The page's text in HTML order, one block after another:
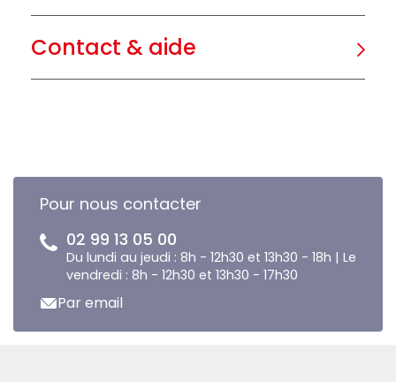
Contact & aide
Pour nous contacter
02 99 13 05 00
Du lundi au jeudi : 8h - 12h30 et 13h30 - 18h | Le
vendredi : 8h - 12h30 et 13h30 - 17h30
Par email